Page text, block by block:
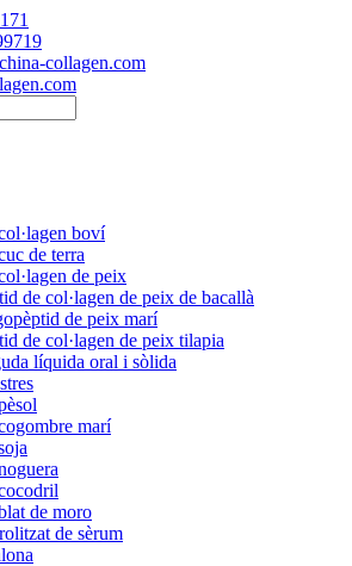
collagen.com
boví
de terra
de peix
de col·lagen de peix de bacallà
de peix marí
de col·lagen de peix tilapia
líquida oral i sòlida
marí
de moro
de sèrum